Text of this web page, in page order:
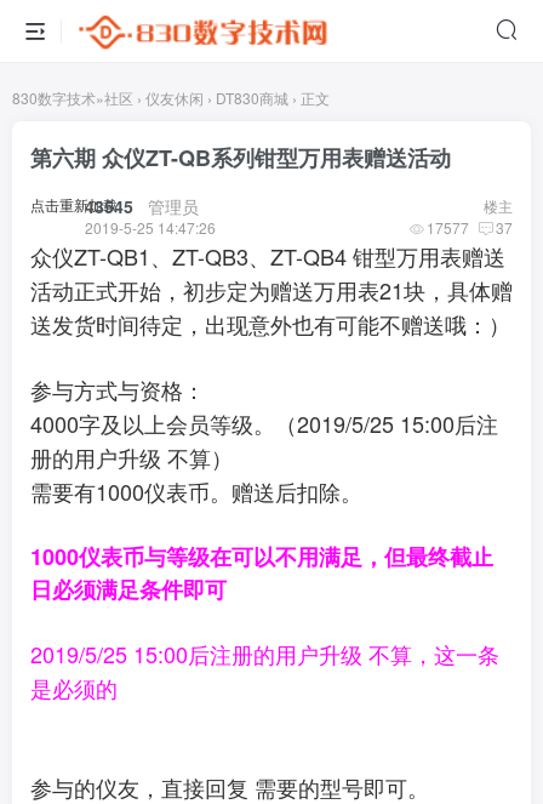
830数字技术»社区 › 仪友休闲 › DT830商城 › 正文
第六期 众仪ZT-QB系列钳型万用表赠送活动
点击重新加载 楼主
43545 管理员
17577 37
2019-5-25 14:47:26
众仪ZT-QB1、ZT-QB3、ZT-QB4 钳型万用表赠送
活动正式开始，初步定为赠送万用表21块，具体赠
送发货时间待定，出现意外也有可能不赠送哦：）
参与方式与资格：
4000字及以上会员等级。（2019/5/25 15:00后注
册的用户升级 不算）
需要有1000仪表币。赠送后扣除。
1000仪表币与等级在可以不用满足，但最终截止
日必须满足条件即可
2019/5/25 15:00后注册的用户升级 不算，这一条
是必须的
参与的仪友，直接回复 需要的型号即可。